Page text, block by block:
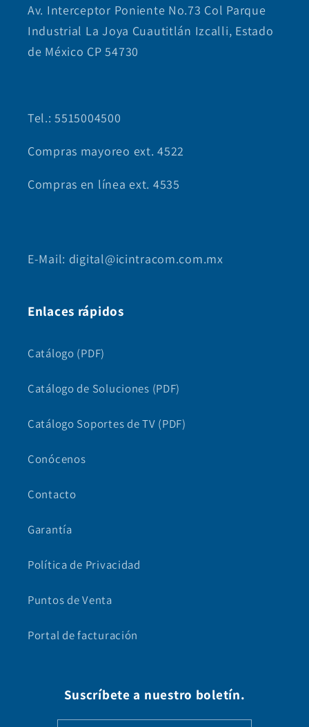
Av. Interceptor Poniente No.73 Col Parque
Industrial La Joya Cuautitlán Izcalli, Estado
de México CP 54730
Tel.: 5515004500
Compras mayoreo ext. 4522
Compras en línea ext. 4535
E-Mail: digital@icintracom.com.mx
Enlaces rápidos
Catálogo (PDF)
Catálogo de Soluciones (PDF)
Catálogo Soportes de TV (PDF)
Conócenos
Contacto
Garantía
Política de Privacidad
Puntos de Venta
Portal de facturación
Suscríbete a nuestro boletín.